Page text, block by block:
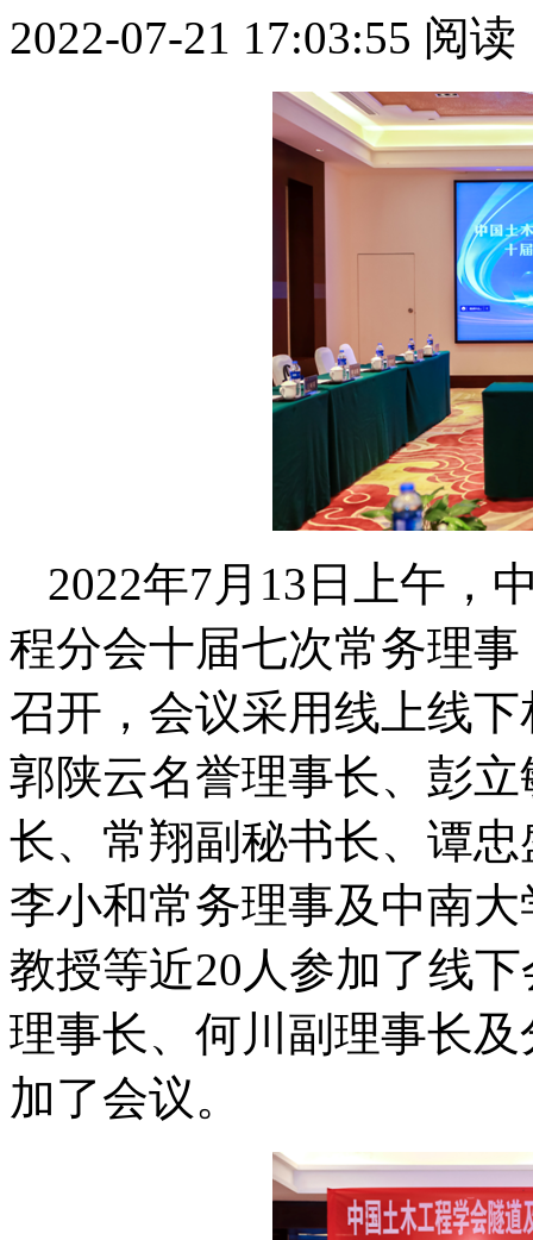
2022-07-21 17:03:55 阅读
2022年7月 13 日上午，
程分会十届七次常务理
召开，会议采用线上线
郭陕云名誉理事长、彭
长、常翔副秘书长、谭
李小和常务理事及中南
教授等近20 人参加了线
理事长、何川副理事长
加了会议。